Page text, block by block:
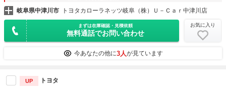
岐阜県中津川市 トヨタカローラネッツ岐阜（株）Ｕ－Ｃａｒ中津川店
まずは在庫確認・見積依頼
無料通話でお問い合わせ
お気に入り
今あなたの他に3人が見ています
UP トヨタ